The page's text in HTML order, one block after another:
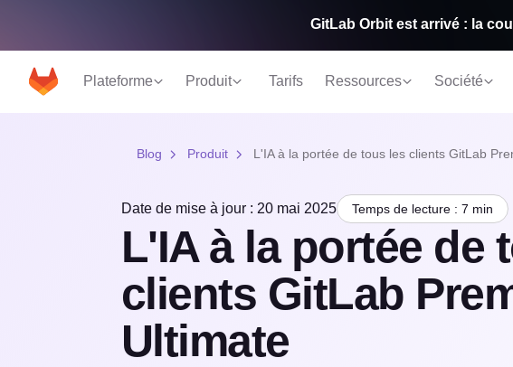
Plateforme Produit Tarifs Ressources Société
GitLab Orbit est arrivé : la
Blog Produit L'IA à la portée de tous les clients GitLab
Date de mise à jour : 20 mai 2025 Temps de lecture : 7 min
L'IA à la portée de
clients GitLab
Ultimate